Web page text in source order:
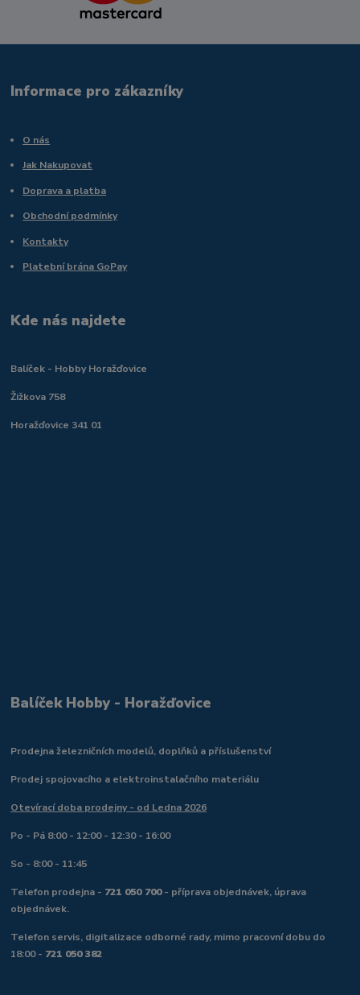
Informace pro zákazníky
O nás
Jak Nakupovat
Doprava a platba
Obchodní podmínky
Kontakty
Platební brána GoPay
Kde nás najdete
Balíček - Hobby Horažďovice
Žižkova 758
Horažďovice 341 01
Balíček Hobby - Horažďovice
Prodejna železničních modelů, doplňků a příslušenství
Prodej spojovacího a elektroinstalačního materiálu
Otevírací doba prodejny - od Ledna 2026
Po - Pá 8:00 - 12:00 - 12:30 - 16:00
So - 8:00 - 11:45
Telefon prodejna - 721 050 700- příprava objednávek, úprava
objednávek.
Telefon servis, digitalizace odborné rady, mimo pracovní dobu do
18:00 - 721 050 382